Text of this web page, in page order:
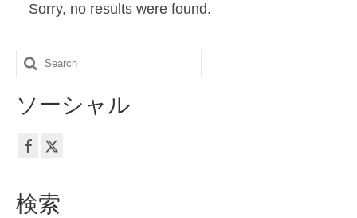
VWP
ニュース
連絡先
Sorry, no results were found.
Search
ソーシャル
検索